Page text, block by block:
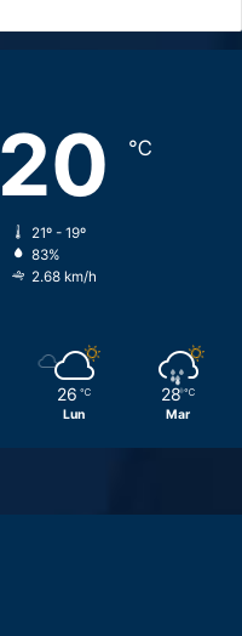
20 ℃
21º - 19º
83%
2.68 km/h
26 ℃
Lun
28 ℃
Mar